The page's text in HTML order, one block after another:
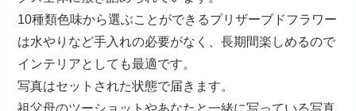
10種類色味から選ぶことができるプリザーブドフラワー
は水やりなど手入れの必要がなく、長期間楽しめるので
インテリアとしても最適です。
写真はセットされた状態で届きます。